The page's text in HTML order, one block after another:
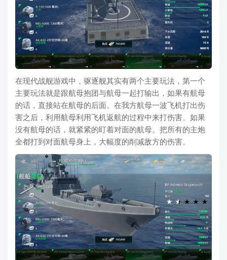
在现代战舰游戏中，驱逐舰其实有两个主要玩法，第一个
主要玩法就是跟航母抱团与航母一起打输出，如果有航母
的话，直接站在航母的后面。在我方航母一波飞机打出伤
害之后，利用航母利用飞机返航的过程中来打伤害。如果
没有航母的话，就紧紧的盯着对面的航母。把所有的主炮
全都打到对面航母身上，大幅度的削减敌方的伤害。